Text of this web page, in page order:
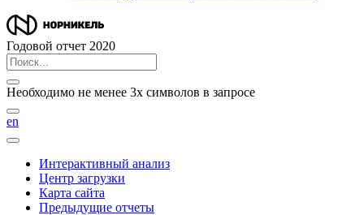
Годовой отчет 2020
Необходимо не менее 3х символов в запросе
en
Интерактивный анализ
Центр загрузки
Карта сайта
Предыдущие отчеты